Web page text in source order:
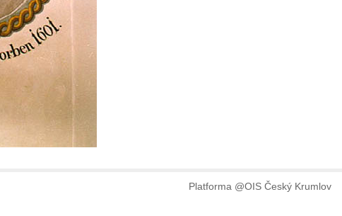
Platforma @OIS Český Krumlov